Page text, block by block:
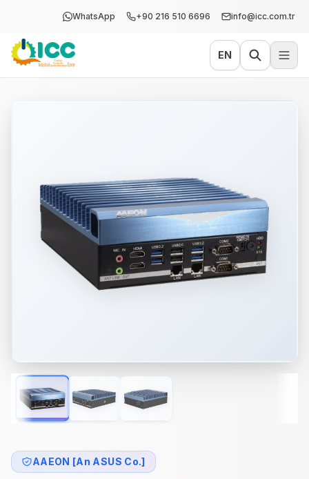
WhatsApp +90 216 510 6696 info@icc.com.tr
EN
AAEON [An ASUS Co.]